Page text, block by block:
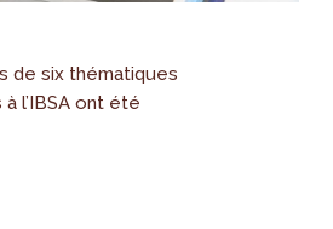
de six thématiques
l’IBSA ont été